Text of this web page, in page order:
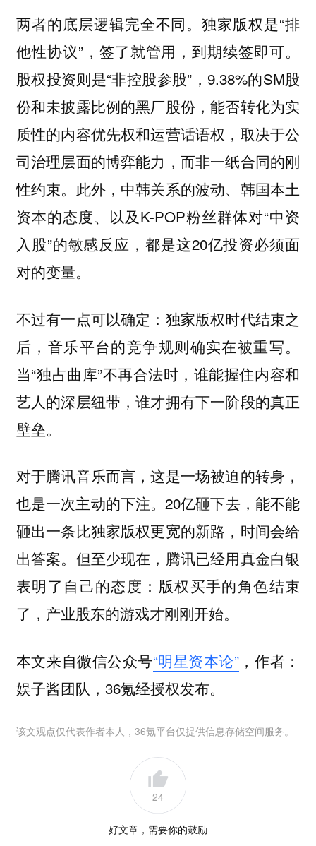
两者的底层逻辑完全不同。独家版权是“排
他性协议”，签了就管用，到期续签即可。
股权投资则是“非控股参股”，9.38%的SM股
份和未披露比例的黑厂股份，能否转化为实
质性的内容优先权和运营话语权，取决于公
司治理层面的博弈能力，而非一纸合同的刚
性约束。此外，中韩关系的波动、韩国本土
资本的态度、以及K-POP粉丝群体对“中资
入股”的敏感反应，都是这20亿投资必须面
对的变量。
不过有一点可以确定： 独家版权时代结束之
后，音乐平台的竞争规则确实在被重写。
当“独占曲库”不再合法时，谁能握住内容和
艺人的深层纽带，谁才拥有下一阶段的真正
壁垒。
对于腾讯音乐而言，这是一场被迫的转身，
也是一次主动的下注。20亿砸下去，能不能
砸出一条比独家版权更宽的新路，时间会给
出答案。但至少现在，腾讯已经用真金白银
表明了自己的态度： 版权买手的角色结束
了，产业股东的游戏才刚刚开始。
本文来自微信公众号“明星资本论”，作者：
娱子酱团队，36氪经授权发布。
该文观点仅代表作者本人，36氪平台仅提供信息存储空间服务。
24
好文章，需要你的鼓励